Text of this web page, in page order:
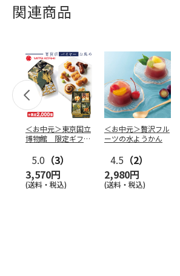
関連商品
＜お中元＞東京国立
博物館 限定ギフ
八橋蒔
…
5.0 （3）
3,570円
(送料・税込)
＜お中元＞贅沢フル
ーツの水ようかん
4.5 （2）
2,980円
(送料・税込)